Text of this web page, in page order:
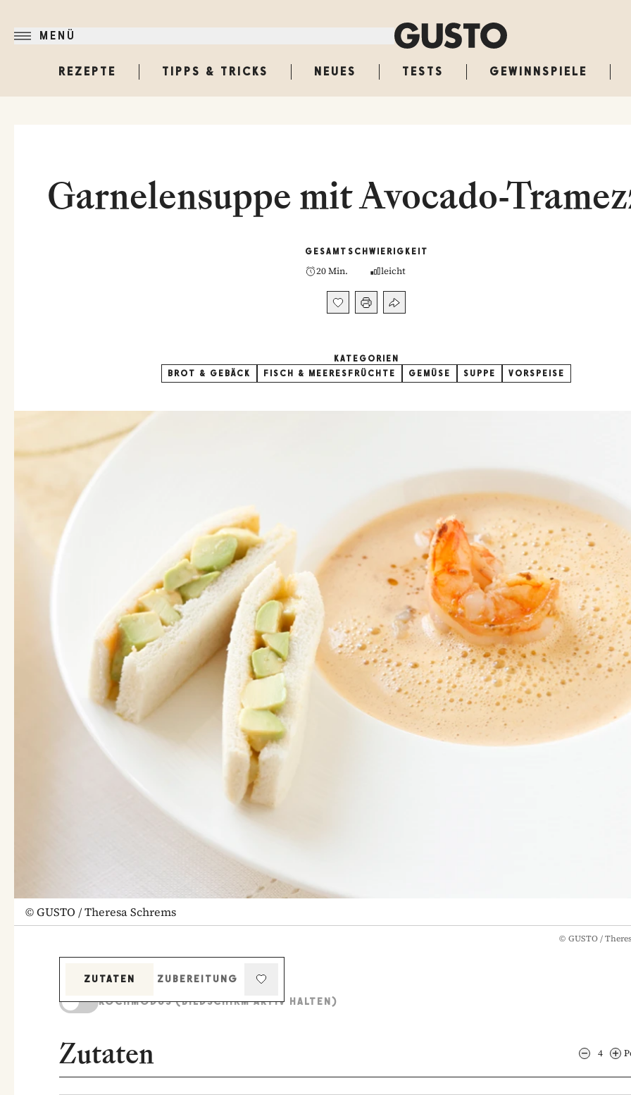
MENÜ
REZEPTE TIPPS & TRICKS NEUES TESTS GEWINNSPIELE
Garnelensuppe mit Avocado-
GESAMT
20 Min.
SCHWIERIGKEIT
leicht
KATEGORIEN
BROT & GEBÄCK
FISCH & MEERESFRÜCHTE GEMÜSE SUPPE VORSPEISE
©GUSTO / Theresa Schrems
© GUSTO /
ZUTATEN
ZUBEREITUNG
KOCHMODUS (BILDSCHIRM AKTIV HALTEN)
Zutaten 4